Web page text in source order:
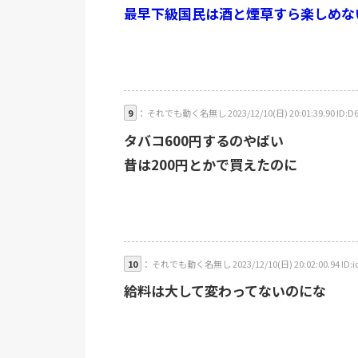
最早下級国民は酒と煙草すら楽しめ
9 ： それでも動く名無し 2023/12/10(日) 20:01:39.90
タバコ600円するのやばい
昔は200円とかで買えたのに
10 ： それでも動く名無し 2023/12/10(日) 20:02:00.94
給料は大して変わってないのにな